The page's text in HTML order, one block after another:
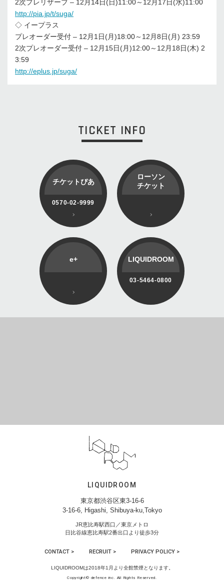
2次プレリザーブ – 12月14日(日)11:00～12月17日(水)11:00
http://pia.jp/t/suga/
◇ イープラス
プレオーダー受付 – 12月1日(月)18:00～12月8日(月) 23:59
2次プレオーダー受付 – 12月15日(月)12:00～12月18日(木) 2
3:59
http://eplus.jp/suga/
TICKET INFO
チケットぴあ
0570-02-9999
ローソン
チケット
e+ LIQUIDROOM
03-5464-0800
LIQUIDROOM
東京都渋谷区東3-16-6
3-16-6, Higashi, Shibuya-ku,Tokyo
JR恵比寿駅西口／東京メトロ
日比谷線恵比寿駅2番出口より徒歩3分
CONTACT > RECRUIT > PRIVACY POLICY >
LIQUIDROOMは2018年1月より全館禁煙となります。
Copyright© defence inc. All Rights Reserved.